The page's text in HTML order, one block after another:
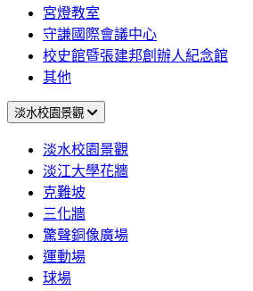
宮燈教室
守謙國際會議中心
校史館暨張建邦創辦人紀念館
其他
淡水校園景觀
淡水校園景觀
淡江大學花牆
克難坡
三化牆
驚聲銅像廣場
運動場
球場